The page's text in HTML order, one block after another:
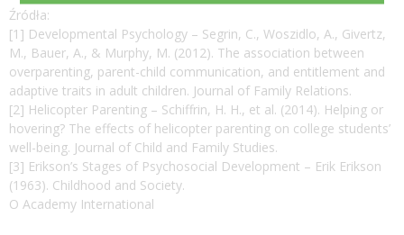
Źródła:
[1] Developmental Psychology – Segrin, C., Woszidlo, A., Givertz,
M., Bauer, A., & Murphy, M. (2012). The association between
overparenting, parent-child communication, and entitlement and
adaptive traits in adult children. Journal of Family Relations.
[2] Helicopter Parenting – Schiffrin, H. H., et al. (2014). Helping or
hovering? The effects of helicopter parenting on college students’
well-being. Journal of Child and Family Studies.
[3] Erikson’s Stages of Psychosocial Development – Erik Erikson
(1963). Childhood and Society.
O Academy International